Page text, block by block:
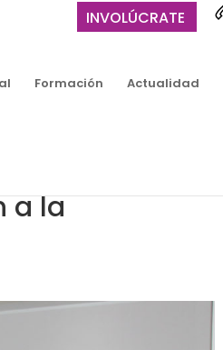
INVOLÚCRATE
Formación Actualidad
a la